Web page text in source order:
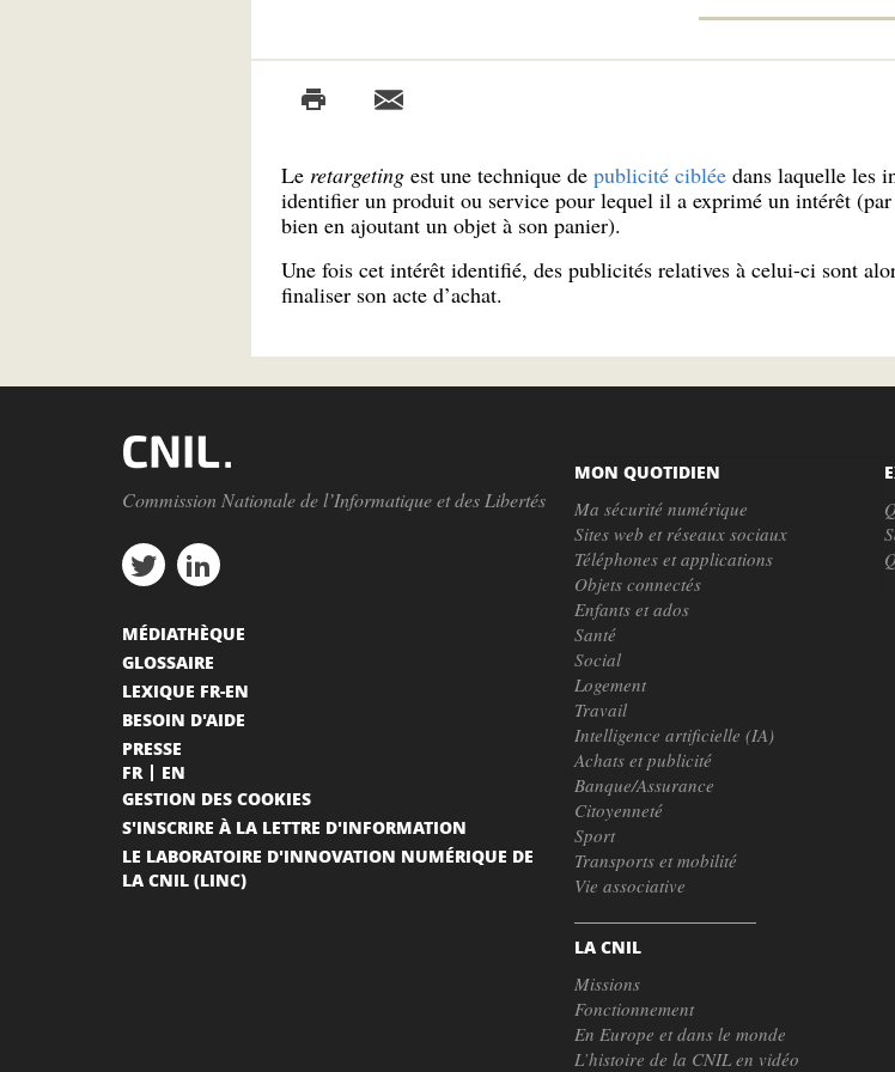
Le retargetingest une technique de publicité cibléedans laquelle les
identifier un produit ou service pour lequel il a exprimé un intérêt
bien en ajoutant un objet à son panier).
Une fois cet intérêt identifié, des publicités relatives à celui-ci sont
finaliser son acte d’achat.
Commission Nationale de l’Informatique et des Libertés
MON QUOTIDIEN
Ma sécurité numérique
Sites web et réseaux sociaux
Téléphones et applications
Objets connectés
Enfants et ados
Santé
Social
Logement
Travail
Intelligence artificielle (IA)
Achats et publicité
Banque/Assurance
Citoyenneté
Sport
Transports et mobilité
Vie associative
LA CNIL
Missions
Fonctionnement
En Europe et dans le monde
L’histoire de la CNIL en vidéo
MÉDIATHÈQUE
GLOSSAIRE
LEXIQUE FR-EN
BESOIN D'AIDE
PRESSE
FR
EN
GESTION DES COOKIES
S'INSCRIRE À LA LETTRE D'INFORMATION
LE LABORATOIRE D'INNOVATION NUMÉRIQUE DE
LA CNIL (LINC)